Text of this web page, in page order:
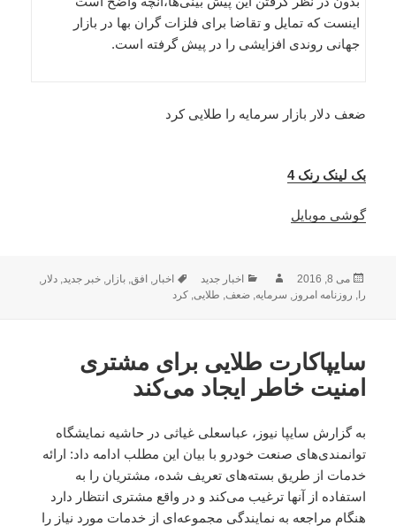
اینست که تمایل و تقاضا برای فلزات گران بها در بازار
جهانی روندی افزایشی را در پیش گرفته است.
ضعف دلار بازار سرمایه را طلایی کرد
بک لینک رنک 4
گوشی موبایل
ارسال
شده
می 8, 2016 نویسندهدسته‌ها
اخبار جدید برچسب‌ها
اخبار, افق,بازار,خبر جدید,دلار,
را, روزنامه امروز, سرمایه,ضعف, طلایی,کرد
سایپاکارت طلایی برای مشتری
امنیت خاطر ایجاد می‌کند
به گزارش سایپا نیوز، عباسعلی غیاثی در حاشیه نمایشگاه
توانمندی‌های صنعت خودرو با بیان این مطلب ادامه داد: ارائه
خدمات از طریق بسته‌های تعریف شده، مشتریان را به
استفاده از آنها ترغیب می‌کند و در واقع مشتری انتظار دارد
هنگام مراجعه به نمایندگی مجموعه‌ای از خدمات مورد نیاز را